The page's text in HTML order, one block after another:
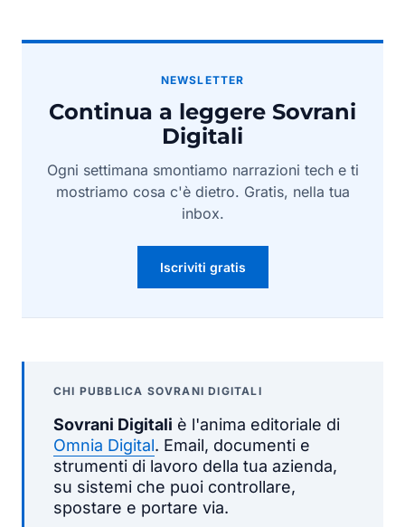
NEWSLETTER
Continua a leggere Sovrani
Digitali
Ogni settimana smontiamo narrazioni tech e ti
mostriamo cosa c'è dietro. Gratis, nella tua
inbox.
Iscriviti gratis
CHI PUBBLICA SOVRANI DIGITALI
Sovrani Digitali è l'anima editoriale di
Omnia Digital. Email, documenti e
strumenti di lavoro della tua azienda,
su sistemi che puoi controllare,
spostare e portare via.